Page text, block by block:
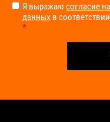
Я выражаю согласие
данных в
*